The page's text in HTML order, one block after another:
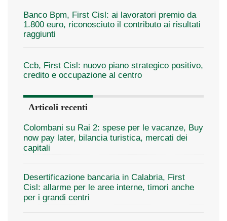
Banco Bpm, First Cisl: ai lavoratori premio da
1.800 euro, riconosciuto il contributo ai risultati
raggiunti
Ccb, First Cisl: nuovo piano strategico positivo,
credito e occupazione al centro
Articoli recenti
Colombani su Rai 2: spese per le vacanze, Buy
now pay later, bilancia turistica, mercati dei
capitali
Desertificazione bancaria in Calabria, First
Cisl: allarme per le aree interne, timori anche
per i grandi centri